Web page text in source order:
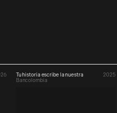
Tu historia escribe la nuestra
2025
Bancolombia